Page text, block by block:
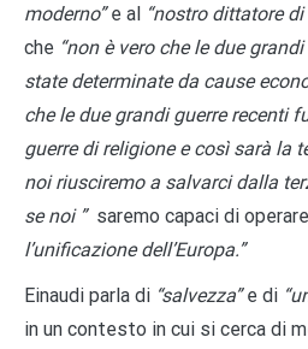
moderno”e al “nostro dittatore
che “non è vero che le due
state determinate da cause
che le due grandi guerre recenti
guerre di religione e così sarà la
noi riusciremo a salvarci dalla
se noi ”saremo capaci di operare
l’unificazione dell’Europa.”
Einaudi parla di “salvezza”e di
in un contesto in cui si cerca di